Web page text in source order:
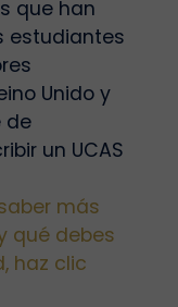
que han
estudiantes
Unido y
de
un UCAS
más
qué debes
haz clic